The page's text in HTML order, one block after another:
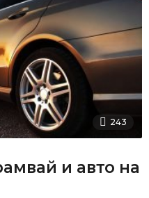
243
и авто на